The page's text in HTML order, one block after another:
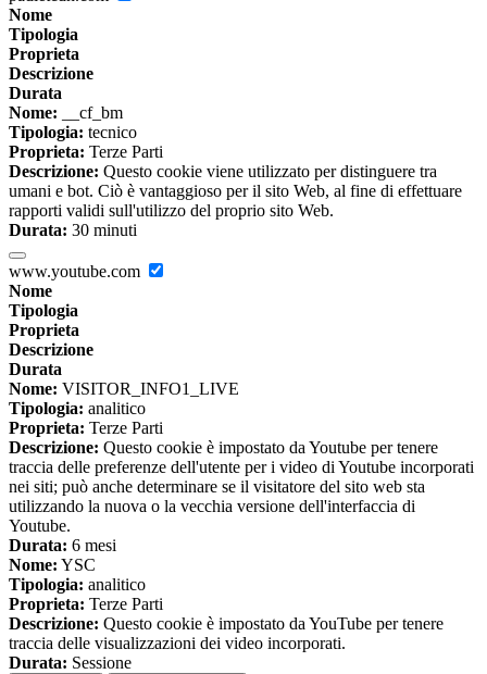
Nome
Tipologia
Proprieta
Descrizione
Durata
Nome: __cf_bm
Tipologia: tecnico
Proprieta: Terze Parti
Descrizione: Questo cookie viene utilizzato per distinguere tra
umani e bot. Ciò è vantaggioso per il sito Web, al fine di effettuare
rapporti validi sull'utilizzo del proprio sito Web.
Durata: 30 minuti
www.youtube.com
Nome
Tipologia
Proprieta
Descrizione
Durata
Nome: VISITOR_INFO1_LIVE
Tipologia: analitico
Proprieta: Terze Parti
Descrizione: Questo cookie è impostato da Youtube per tenere
traccia delle preferenze dell'utente per i video di Youtube incorporati
nei siti; può anche determinare se il visitatore del sito web sta
utilizzando la nuova o la vecchia versione dell'interfaccia di
Youtube.
Durata: 6 mesi
Nome: YSC
Tipologia: analitico
Proprieta: Terze Parti
Descrizione: Questo cookie è impostato da YouTube per tenere
traccia delle visualizzazioni dei video incorporati.
Durata: Sessione